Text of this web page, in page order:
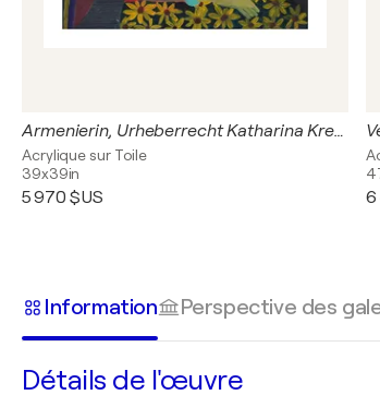
Armenierin, Urheberrecht Katharina Kretschmer
Acrylique sur Toile
39x39in
5 970 $US 6
Information Perspective des
Détails de l'œuvre